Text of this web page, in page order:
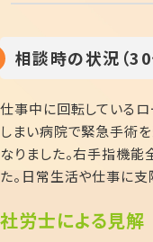
相談時の状況（30
仕事中に回転している
しまい病院で緊急手術
なりました。右手指機
た。日常生活や仕事に支
社労士による見解